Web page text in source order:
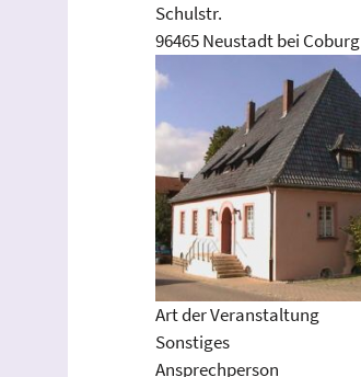
Schulstr.
96465 Neustadt bei Coburg
Art der Veranstaltung
Sonstiges
Ansprechperson